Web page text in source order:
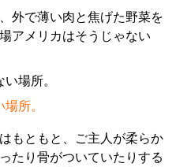
外で薄い肉と焦げた野菜を
アメリカはそうじゃない
所。
もともと、ご主人が柔らか
たり骨がついていたりする